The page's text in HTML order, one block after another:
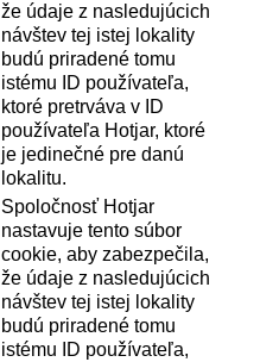
že údaje z nasledujúcich
návštev tej istej lokality
budú priradené tomu
istému ID používateľa,
ktoré pretrváva v ID
používateľa Hotjar, ktoré
je jedinečné pre danú
lokalitu.
Spoločnosť Hotjar
nastavuje tento súbor
cookie, aby zabezpečila,
že údaje z nasledujúcich
návštev tej istej lokality
budú priradené tomu
istému ID používateľa,